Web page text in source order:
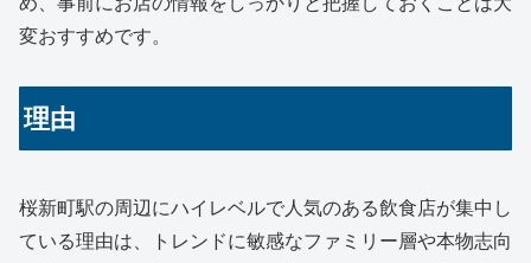
変おすすめです。
理由
桜新町駅の周辺にハイレベルで人気のある飲食店が集中し
ている理由は、トレンドに敏感なファミリー層や本物志向